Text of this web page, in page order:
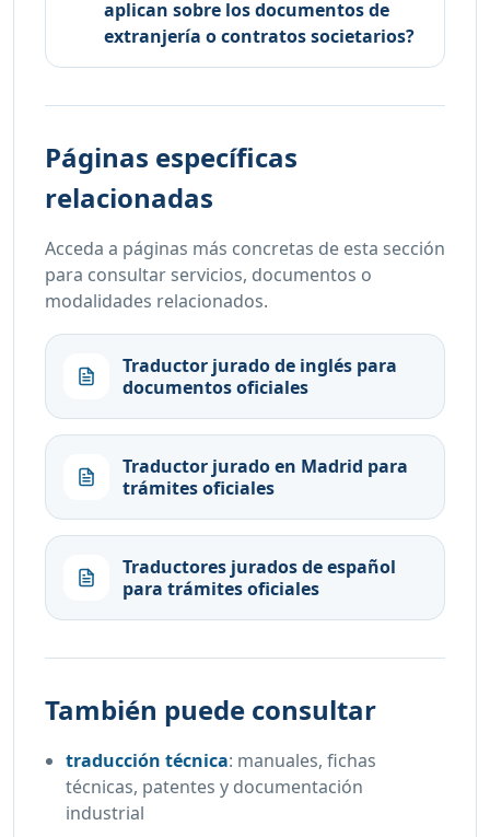
aplican sobre los documentos de
extranjería o contratos societarios?
Páginas específicas
relacionadas
Acceda a páginas más concretas de esta sección
para consultar servicios, documentos o
modalidades relacionados.
Traductor jurado de inglés para
documentos oficiales
Traductor jurado en Madrid para
trámites oficiales
Traductores jurados de español
para trámites oficiales
También puede consultar
traducción técnica: manuales, fichas
técnicas, patentes y documentación
industrial